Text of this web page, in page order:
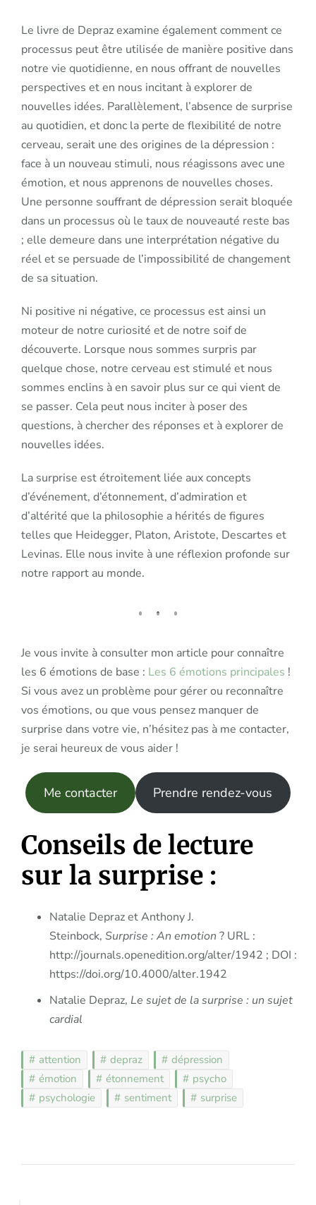
Le livre de Depraz examine également comment ce
processus peut être utilisée de manière positive dans
notre vie quotidienne, en nous offrant de nouvelles
perspectives et en nous incitant à explorer de
nouvelles idées. Parallèlement, l’absence de surprise
au quotidien, et donc la perte de flexibilité de notre
cerveau, serait une des origines de la dépression :
face à un nouveau stimuli, nous réagissons avec une
émotion, et nous apprenons de nouvelles choses.
Une personne souffrant de dépression serait bloquée
dans un processus où le taux de nouveauté reste bas
; elle demeure dans une interprétation négative du
réel et se persuade de l’impossibilité de changement
de sa situation.
Ni positive ni négative, ce processus est ainsi un
moteur de notre curiosité et de notre soif de
découverte. Lorsque nous sommes surpris par
quelque chose, notre cerveau est stimulé et nous
sommes enclins à en savoir plus sur ce qui vient de
se passer. Cela peut nous inciter à poser des
questions, à chercher des réponses et à explorer de
nouvelles idées.
La surprise est étroitement liée aux concepts
d’événement, d’étonnement, d’admiration et
d’altérité que la philosophie a hérités de figures
telles que Heidegger, Platon, Aristote, Descartes et
Levinas. Elle nous invite à une réflexion profonde sur
notre rapport au monde.
Je vous invite à consulter mon article pour connaître
les 6 émotions de base : Les 6 émotions principales !
Si vous avez un problème pour gérer ou reconnaître
vos émotions, ou que vous pensez manquer de
surprise dans votre vie, n’hésitez pas à me contacter,
je serai heureux de vous aider !
Me contacter Prendre rendez-vous
Conseils de lecture
sur la surprise :
Natalie Depraz et Anthony J.
Steinbock, Surprise : An emotion ? URL :
http://journals.openedition.org/alter/1942 ; DOI :
https://doi.org/10.4000/alter.1942
Natalie Depraz, Le sujet de la surprise : un sujet
cardial
attention depraz
dépression
émotion
étonnement
psycho
psychologie
sentiment surprise